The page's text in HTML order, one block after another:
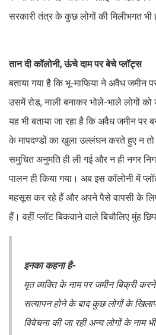
सरकारी तंत्र के कुछ लोगों की मिलीभगत भी
तान दी कॉलोनी, ऊंचे दाम पर बेचे प्लॉट्स
बताया गया है कि भू-माफिया ने अवैध जमीन
उसमें रोड, नाली बनाकर भोले-भाले लोगों
यह भी बताया जा रहा है कि अवैध जमीन पर
के मापदण्डों का खुला उल्लंघन करते हुए न तो
समुचित अनुमति ही ली गई और न ही नगर
पालन ही किया गया। अब इस कॉलोनी में
महसूस कर रहे हैं और अपने पैसे वापसी के
हैं। वहीं प्लॉट बिकवाने वाले बिचौलिए मुंह
इनका कहना है-
मृत व्यक्ति के नाम पर जमीन बिक्री
सत्यापन होने के बाद कुछ लोगों के
विवेचना की जा रही अन्य लोगों के